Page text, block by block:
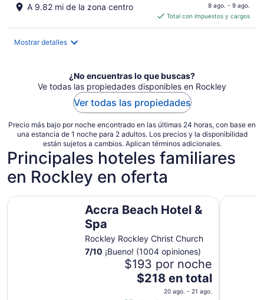
A 9.82 mi de la zona centro
es
de
por
noche
8 ago. - 9 ago.
Total con impuestos y cargos
Mostrar detalles
¿No encuentras lo que buscas?
Ve todas las propiedades disponibles en Rockley
Ver todas las propiedades
Precio más bajo por noche encontrado en las últimas 24 horas, con base en
una estancia de 1 noche para 2 adultos. Los precios y la disponibilidad
están sujetos a cambios. Aplican términos adicionales.
Principales hoteles familiares
en Rockley en oferta
Accra Beach Hotel &
Spa
Rockley Rockley Christ Church
7/10 ¡Bueno! (1004 opiniones)
$193 por noche
El
precio
$218 en total
20 ago. - 21 ago.
Accra Beach Hotel & Spa The